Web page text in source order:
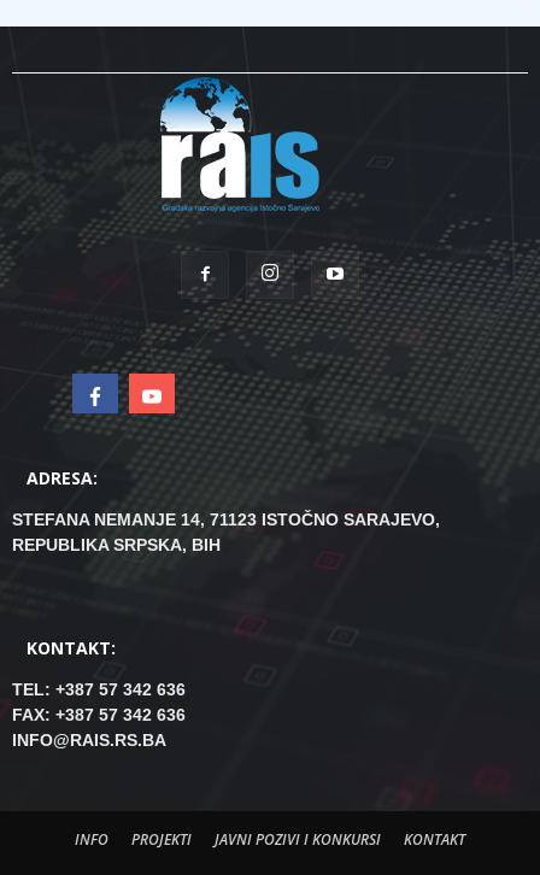
ADRESA:
STEFANA NEMANJE 14, 71123 ISTOČNO SARAJEVO,
REPUBLIKA SRPSKA, BIH
KONTAKT:
TEL: +387 57 342 636
FAX: +387 57 342 636
INFO@RAIS.RS.BA
INFO PROJEKTI JAVNI POZIVI I KONKURSI KONTAKT